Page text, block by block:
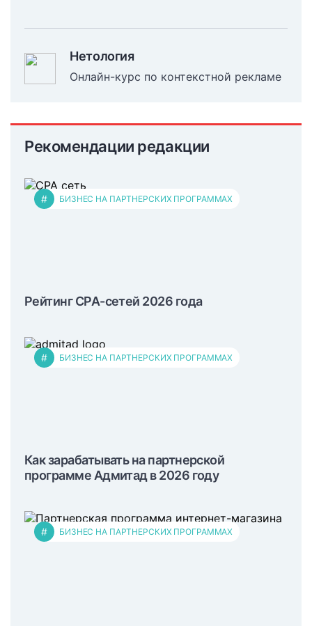
Нетология
Онлайн-курс по контекстной рекламе
Рекомендации редакции
# БИЗНЕС НА ПАРТНЕРСКИХ ПРОГРАММАХ
Рейтинг CPA-сетей 2026 года
# БИЗНЕС НА ПАРТНЕРСКИХ ПРОГРАММАХ
Как зарабатывать на партнерской
программе Адмитад в 2026 году
# БИЗНЕС НА ПАРТНЕРСКИХ ПРОГРАММАХ